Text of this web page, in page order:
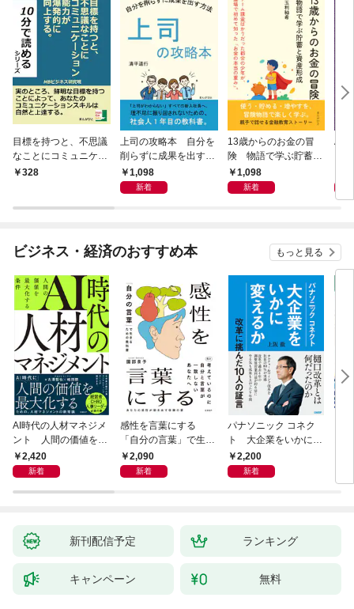
目標を持つと、不思議
なことにコミュニケー
ション能力が爆発的に
328
上司の攻略本 自分を
削らずに成果を出す方
法1,098
新着
13歳からのお金の冒
険 物語で学ぶ貯蓄と
資産形成
1,098
新着
Al
ビジネス・経済のおすすめ本 もっと見る
AI時代の人材マネジメ
ント 人間の価値を最
大化する条件
2,420
新着
感性を言葉にする
「自分の言葉」で生き
るための教科書
2,090
新着
パナソニック コネク
ト 大企業をいかに変
えるか
2,200
新着
新刊配信予定 ランキング
キャンペーン 無料